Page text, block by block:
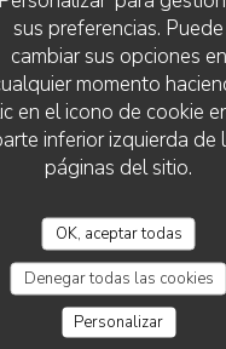
sus preferencias. Puede
cambiar sus opciones en
momento
en el icono de cookie
inferior izquierda de
páginas del sitio.
OK, aceptar todas
Denegar todas las cookies
Personalizar
GENERAL
frescos, Sabores del
regional, Francesa Tradicional
TIPO DE NEGOCIO
Restaurante Tradicional